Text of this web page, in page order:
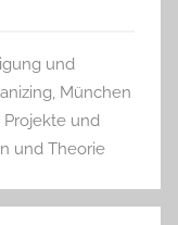
und
, München
Projekte und
und Theorie